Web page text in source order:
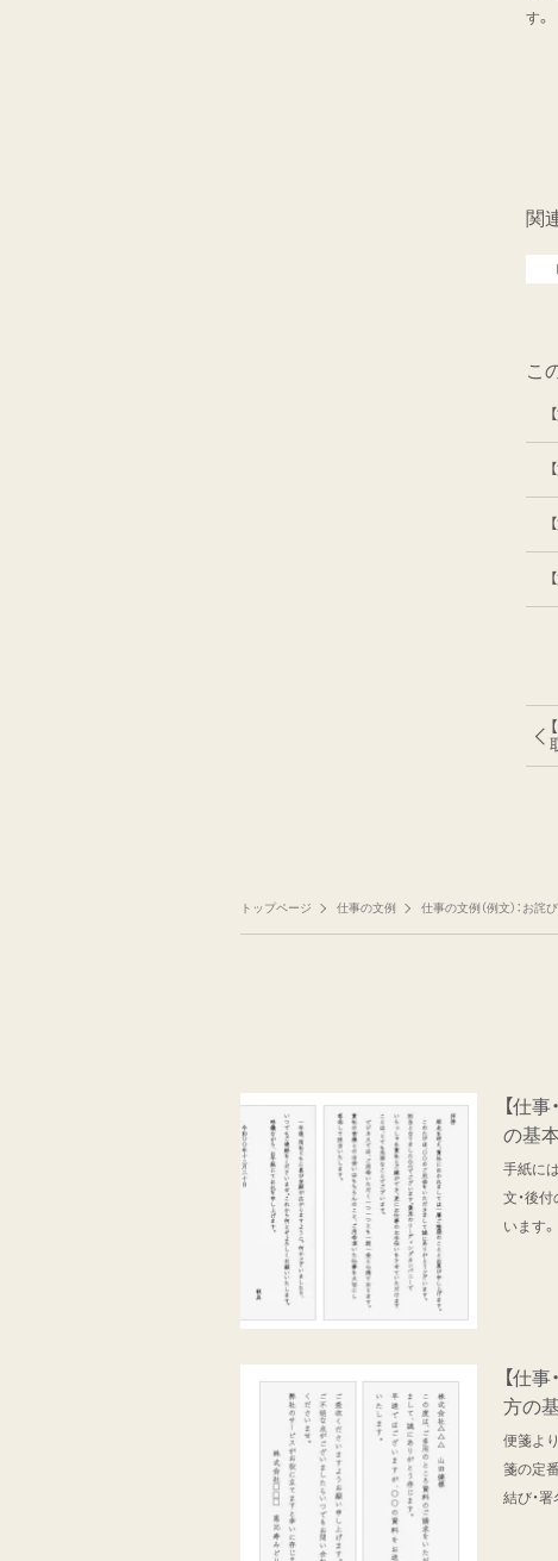
す。
関
こ
トップページ 仕事の文例 仕事の文例（例文）：お詫び
【仕
の基本
手紙に
文・後
います。
【仕
方の
便箋よ
箋の定番
結び・